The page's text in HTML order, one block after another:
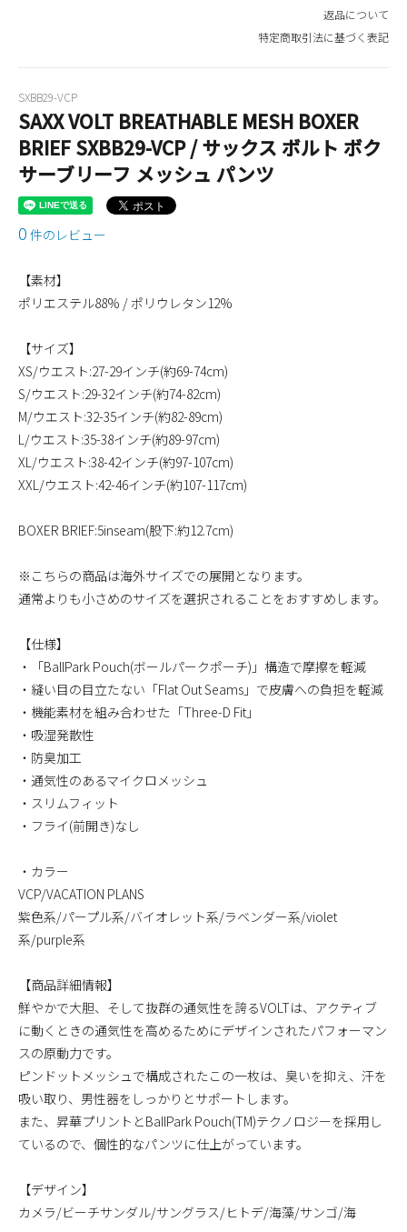
返品について
特定商取引法に基づく表記
SXBB29-VCP
SAXX VOLT BREATHABLE MESH BOXER
BRIEF SXBB29-VCP / サックス ボルト ボク
サーブリーフ メッシュ パンツ
0 件のレビュー
【素材】
ポリエステル88% / ポリウレタン12%
【サイズ】
XS/ウエスト:27-29インチ(約69-74cm)
S/ウエスト:29-32インチ(約74-82cm)
M/ウエスト:32-35インチ(約82-89cm)
L/ウエスト:35-38インチ(約89-97cm)
XL/ウエスト:38-42インチ(約97-107cm)
XXL/ウエスト:42-46インチ(約107-117cm)
BOXER BRIEF:5inseam(股下:約12.7cm)
※こちらの商品は海外サイズでの展開となります。
通常よりも小さめのサイズを選択されることをおすすめします。
【仕様】
・「BallPark Pouch(ボールパークポーチ)」構造で摩擦を軽減
・縫い目の目立たない「Flat Out Seams」で皮膚への負担を軽減
・機能素材を組み合わせた「Three-D Fit」
・吸湿発散性
・防臭加工
・通気性のあるマイクロメッシュ
・スリムフィット
・フライ(前開き)なし
・カラー
VCP/VACATION PLANS
紫色系/パープル系/バイオレット系/ラベンダー系/violet
系/purple系
【商品詳細情報】
鮮やかで大胆、そして抜群の通気性を誇るVOLTは、アクティブ
に動くときの通気性を高めるためにデザインされたパフォーマン
スの原動力です。
ピンドットメッシュで構成されたこの一枚は、臭いを抑え、汗を
吸い取り、男性器をしっかりとサポートします。
また、昇華プリントとBallPark Pouch(TM)テクノロジーを採用し
ているので、個性的なパンツに仕上がっています。
【デザイン】
カメラ/ビーチサンダル/サングラス/ヒトデ/海藻/サンゴ/海